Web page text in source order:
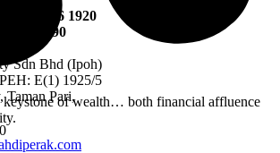
: 011-5996 1920
566 8990
Sdn Bhd (Ipoh)
E(1) 1925/5
Taman Pari,
keystone of wealth… both financial affluence